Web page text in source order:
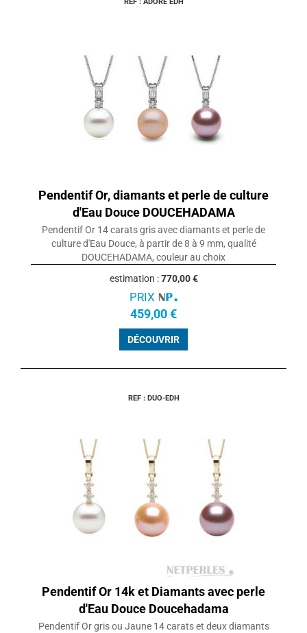
Pendentif Or, diamants et perle de culture
d'Eau Douce DOUCEHADAMA
Pendentif Or 14 carats gris avec diamants et perle de
culture d'Eau Douce, à partir de 8 à 9 mm, qualité
DOUCEHADAMA, couleur au choix
estimation :770,00 €
PRIX
459,00 €
DÉCOUVRIR
REF : DUO-EDH
Pendentif Or 14k et Diamants avec perle
d'Eau Douce Doucehadama
Pendentif Or gris ou Jaune 14 carats et deux diamants